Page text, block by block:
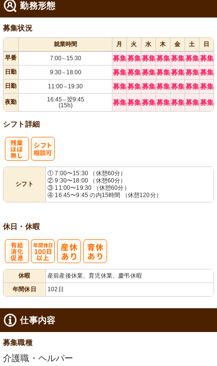
勤務形態
募集状況
就業時間 月 火 水 木 金 土
日
早番
7:00～ 15:30 募集募集募集募集募集募集募集
日勤 9:30～ 18:00 募集募集募集募集募集募集募集
日勤 11:00～ 19:30 募集募集募集募集募集募集募集
夜勤 16:45 ～翌9:45
(15h)
募集募集募集募集募集募集募集
シフト詳細
シフト
① 7:00〜15:30 （休憩60分）
② 9:30〜18:00 （休憩60分）
③ 11:00〜19:30 （休憩60分）
④ 16:45〜9:45 の内15時間 （休憩120分）
休日・休暇
休暇
産前産後休業、育児休業、慶弔休暇
年間休日
102日
仕事内容
募集職種
介護職・ヘルパー